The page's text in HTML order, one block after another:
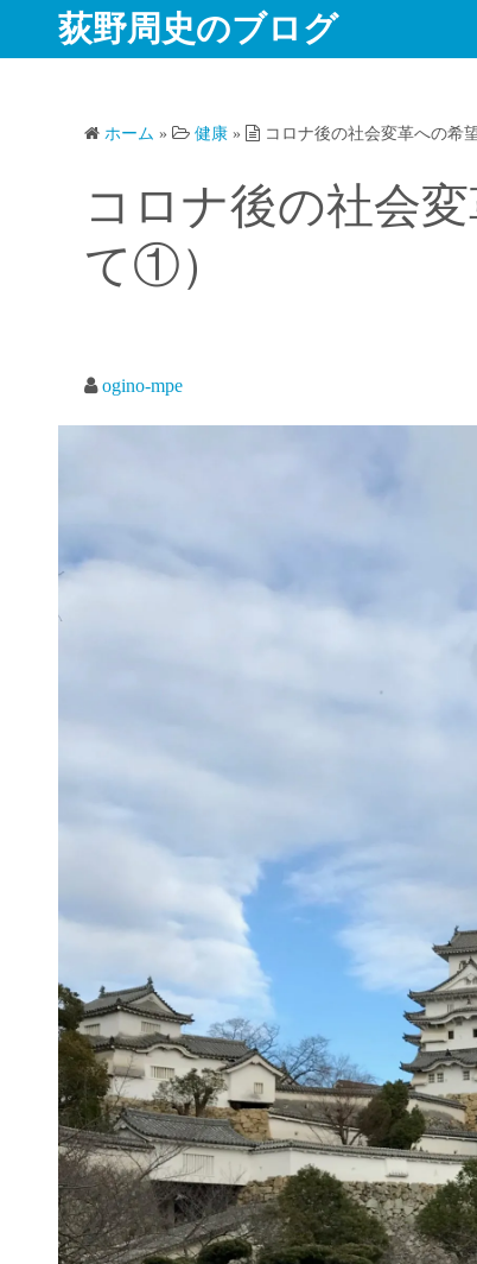
荻野周史のブログ
ホーム » 健康 » コロナ後の社会変革への希
コロナ後の社会
て①）
ogino-mpe